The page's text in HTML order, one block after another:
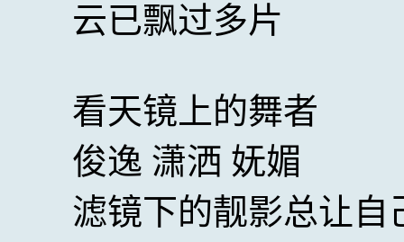
云已飘过多片
看天镜上的舞者
俊逸 潇洒 妩媚
滤镜下的靓影总让自